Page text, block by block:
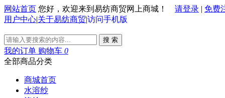
网站首页 您好，欢迎来到易纺商贸网上商城！ 请登录 | 免费
用户中心|关于易纺商贸|访问手机版
搜 索
我的订单 购物车 0
全部商品分类
商城首页
水溶纱